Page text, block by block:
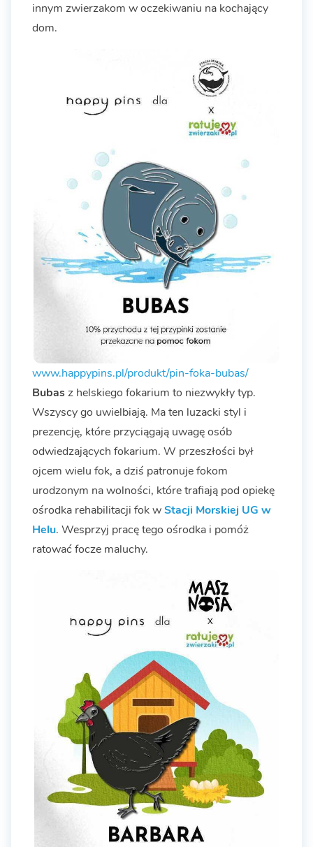
innym zwierzakom w oczekiwaniu na kochający
dom.
www.happypins.pl/produkt/pin-foka-bubas/
Bubasz helskiego fokarium to niezwykły typ.
Wszyscy go uwielbiają. Ma ten luzacki styl i
prezencję, które przyciągają uwagę osób
odwiedzających fokarium. W przeszłości był
ojcem wielu fok, a dziś patronuje fokom
urodzonym na wolności, które trafiają pod opiekę
ośrodka rehabilitacji fok wStacji Morskiej UG w
Helu. Wesprzyj pracę tego ośrodka i pomóż
ratować focze maluchy.